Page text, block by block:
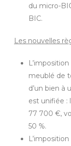
du micro-
BIC.
Les nouvelles
meublé de
d’un bien à
est unifiée :
77 700 €,
50 %.